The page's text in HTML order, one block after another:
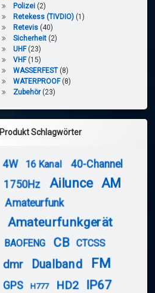
Polizei (2)
Retekess (TIVDIO) (1)
Retevis (40)
Sicherheit (2)
UHF (23)
VHF (15)
WASSERFEST (8)
WATERPROOF (8)
Zubehör (23)
Produkt Schlagwörter
4W 16 Kanal
40-Channel
1750Hz
Ailunce AM
Amateurfunk
Amateurfunkgerät
BAOFENG CB CTCSS
dmr Dualband FM
GPS H777 HD2 IP67